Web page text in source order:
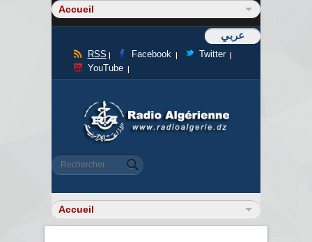
عربي
RSS Facebook
Twitter
YouTube
Formulaire de recherche
Rechercher